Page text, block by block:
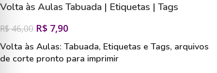
Volta às Aulas Tabuada | Etiquetas | Tags
R$46,00 R$ 7,90
Volta às Aulas: Tabuada, Etiquetas e Tags, arquivos
de corte pronto para imprimir